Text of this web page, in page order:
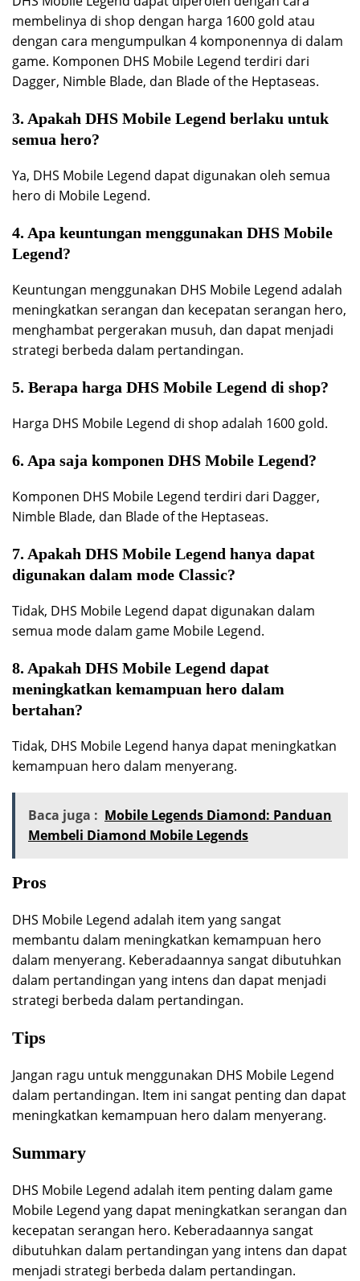
membelinya di shop dengan harga 1600 gold atau
dengan cara mengumpulkan 4 komponennya di dalam
game. Komponen DHS Mobile Legend terdiri dari
Dagger, Nimble Blade, dan Blade of the Heptaseas.
3. Apakah DHS Mobile Legend berlaku untuk
semua hero?
Ya, DHS Mobile Legend dapat digunakan oleh semua
hero di Mobile Legend.
4. Apa keuntungan menggunakan DHS Mobile
Legend?
Keuntungan menggunakan DHS Mobile Legend adalah
meningkatkan serangan dan kecepatan serangan hero,
menghambat pergerakan musuh, dan dapat menjadi
strategi berbeda dalam pertandingan.
5. Berapa harga DHS Mobile Legend di shop?
Harga DHS Mobile Legend di shop adalah 1600 gold.
6. Apa saja komponen DHS Mobile Legend?
Komponen DHS Mobile Legend terdiri dari Dagger,
Nimble Blade, dan Blade of the Heptaseas.
7. Apakah DHS Mobile Legend hanya dapat
digunakan dalam mode Classic?
Tidak, DHS Mobile Legend dapat digunakan dalam
semua mode dalam game Mobile Legend.
8. Apakah DHS Mobile Legend dapat
meningkatkan kemampuan hero dalam
bertahan?
Tidak, DHS Mobile Legend hanya dapat meningkatkan
kemampuan hero dalam menyerang.
Baca juga : Mobile Legends Diamond: Panduan
Membeli Diamond Mobile Legends
Pros
DHS Mobile Legend adalah item yang sangat
membantu dalam meningkatkan kemampuan hero
dalam menyerang. Keberadaannya sangat dibutuhkan
dalam pertandingan yang intens dan dapat menjadi
strategi berbeda dalam pertandingan.
Tips
Jangan ragu untuk menggunakan DHS Mobile Legend
dalam pertandingan. Item ini sangat penting dan dapat
meningkatkan kemampuan hero dalam menyerang.
Summary
DHS Mobile Legend adalah item penting dalam game
Mobile Legend yang dapat meningkatkan serangan dan
kecepatan serangan hero. Keberadaannya sangat
dibutuhkan dalam pertandingan yang intens dan dapat
menjadi strategi berbeda dalam pertandingan.